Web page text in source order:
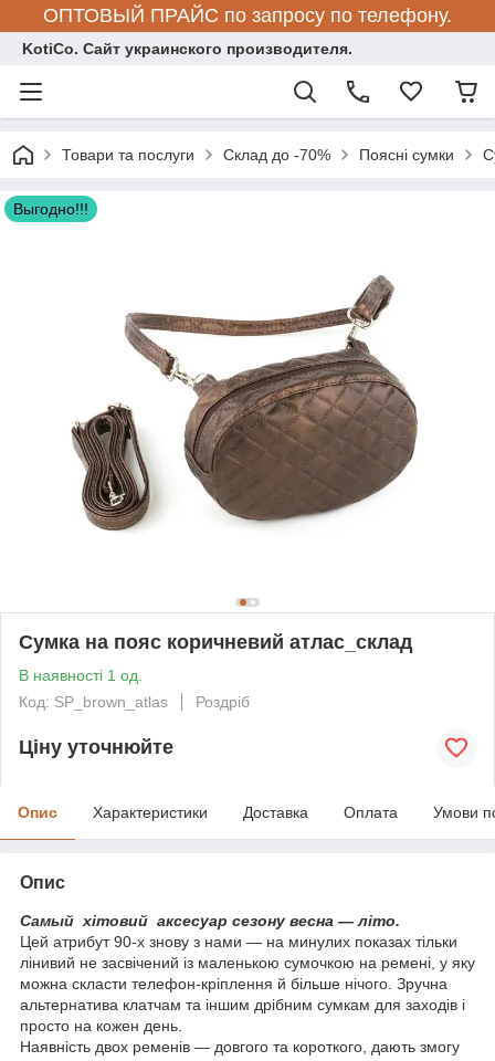
ОПТОВЫЙ ПРАЙС по запросу по телефону.
KotiCo. Сайт украинского производителя.
Товари та послуги Склад до -70% Поясні сумки
Выгодно!!!
Сумка на пояс коричневий атлас_склад
В наявності 1 од.
Код: SP_brown_atlas
Роздріб
Ціну уточнюйте
Опис Характеристики Доставка Оплата Умови
Опис
Самый хітовий аксесуар сезону весна — літо.
Цей атрибут 90-х знову з нами — на минулих показах тільки
лінивий не засвічений із маленькою сумочкою на ремені, у яку
можна скласти телефон-кріплення й більше нічого. Зручна
альтернатива клатчам та іншим дрібним сумкам для заходів і
просто на кожен день.
Наявність двох ременів — довгого та короткого, дають змогу